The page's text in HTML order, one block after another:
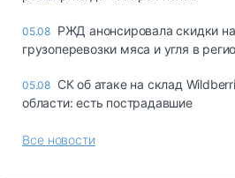
05.08 РЖД анонсировала скидки
грузоперевозки мяса и угля в
05.08 СК об атаке на склад
области: есть пострадавшие
Все новости